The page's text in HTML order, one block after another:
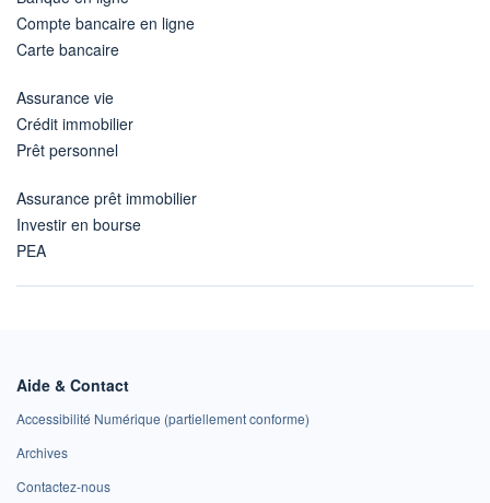
Compte bancaire en ligne
Carte bancaire
Assurance vie
Crédit immobilier
Prêt personnel
Assurance prêt immobilier
Investir en bourse
PEA
Aide & Contact
Accessibilité Numérique (partiellement conforme)
Archives
Contactez-nous